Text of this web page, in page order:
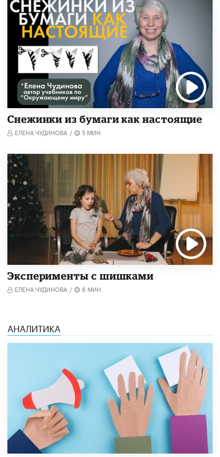
Снежинки из бумаги как настоящие
ЕЛЕНА ЧУДИНОВА / 5 МИН.
Эксперименты с шишками
ЕЛЕНА ЧУДИНОВА / 6 МИН.
АНАЛИТИКА